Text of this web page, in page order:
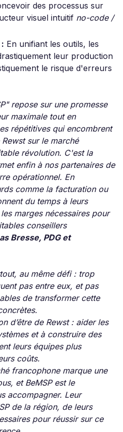
des processus sur
visuel intuitif no-code /
En unifiant les outils, les
leur production
le risque d'erreurs
repose sur une promesse
maximale tout en
répétitives qui encombrent
sur le marché
révolution. C'est la
enfin à nos partenaires de
opérationnel. En
comme la facturation ou
du temps à leurs
marges nécessaires pour
conseillers
Bresse, PDG et
au même défi : trop
pas entre eux, et pas
de transformer cette
d’être de Rewst : aider les
et à construire des
leurs équipes plus
coûts.
francophone marque une
et BeMSP est le
accompagner. Leur
de la région, de leurs
pour réussir sur ce